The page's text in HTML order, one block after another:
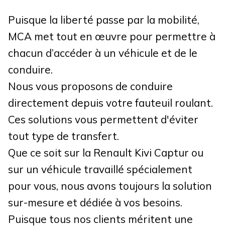
Puisque la liberté passe par la mobilité,
MCA met tout en œuvre pour permettre à
chacun d’accéder à un véhicule et de le
conduire.
Nous vous proposons de conduire
directement depuis votre fauteuil roulant.
Ces solutions vous permettent d'éviter
tout type de transfert.
Que ce soit sur la Renault Kivi Captur ou
sur un véhicule travaillé spécialement
pour vous, nous avons toujours la solution
sur-mesure et dédiée à vos besoins.
Puisque tous nos clients méritent une